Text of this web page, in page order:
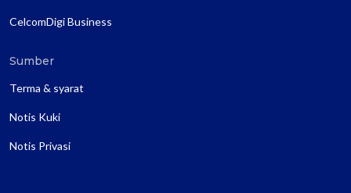
CelcomDigi Business
Sumber
Terma & syarat
Notis Kuki
Notis Privasi